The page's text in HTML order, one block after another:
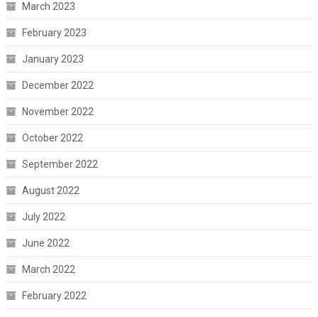
March 2023
February 2023
January 2023
December 2022
November 2022
October 2022
September 2022
August 2022
July 2022
June 2022
March 2022
February 2022